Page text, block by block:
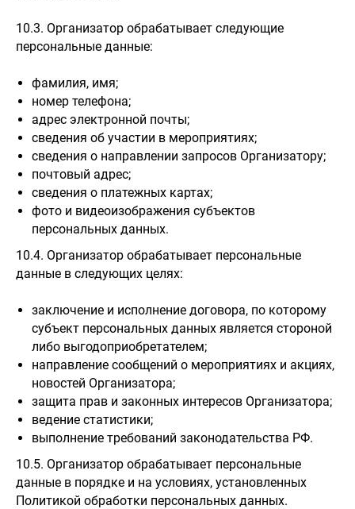
10.3. Организатор обрабатывает следующие
персональные данные:
фамилия, имя;
номер телефона;
адрес электронной почты;
сведения об участии в мероприятиях;
сведения о направлении запросов Организатору;
почтовый адрес;
сведения о платежных картах;
фото и видеоизображения субъектов
персональных данных.
10.4. Организатор обрабатывает персональные
данные в следующих целях:
заключение и исполнение договора, по которому
субъект персональных данных является стороной
либо выгодоприобретателем;
направление сообщений о мероприятиях и акциях,
новостей Организатора;
защита прав и законных интересов Организатора;
ведение статистики;
выполнение требований законодательства РФ.
10.5. Организатор обрабатывает персональные
данные в порядке и на условиях, установленных
Политикой обработки персональных данных.